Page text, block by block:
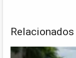
Relacionados